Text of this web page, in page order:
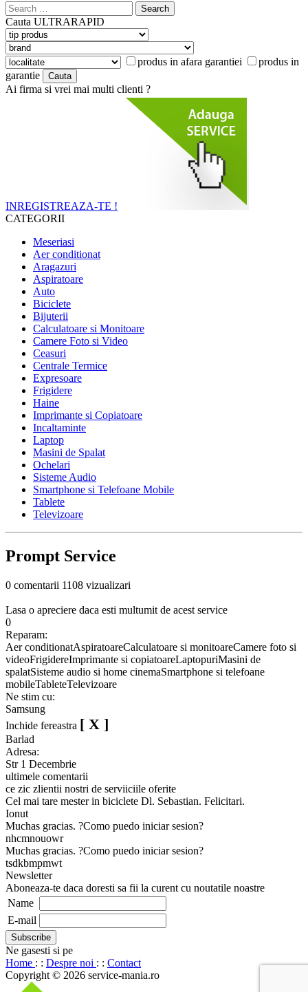
Search
for:
Cauta ULTRARAPID
produs in afara garantiei
produs in
garantie
Ai firma si vrei mai multi clienti ?
INREGISTREAZA-TE !
CATEGORII
Meseriasi
Aer conditionat
Aragazuri
Aspiratoare
Auto
Biciclete
Bijuterii
Calculatoare si Monitoare
Camere Foto si Video
Ceasuri
Centrale Termice
Expresoare
Frigidere
Haine
Imprimante si Copiatoare
Incaltaminte
Laptop
Masini de Spalat
Ochelari
Sisteme Audio
Smartphone si Telefoane Mobile
Tablete
Televizoare
Prompt Service
0 comentarii 1108 vizualizari
Lasa o apreciere daca esti multumit de acest service
0
Reparam:
Aer conditionatAspiratoareCalculatoare si monitoareCamere foto si
videoFrigidereImprimante si copiatoareLaptopuriMasini de
spalatSisteme audio si home cinemaSmartphone si telefoane
mobileTableteTelevizoare
Ne stim cu:
Samsung
Inchide fereastra [ X ]
Barlad
Adresa:
Str 1 Decembrie
ultimele comentarii
ce zic zlientii nostri de serviiciile oferite
Cel mai tare mester in biciclete Dl. Sebastian. Felicitari.
Ionut
Muchas gracias. ?Como puedo iniciar sesion?
nhcmnouowr
Muchas gracias. ?Como puedo iniciar sesion?
tsdkbmpmwt
Newsletter
Aboneaza-te daca doresti sa fii la curent cu noutatile noastre
Name
E-mail
Ne gasesti si pe
Home : : Despre noi : : Contact
Copyright © 2026 service-mania.ro